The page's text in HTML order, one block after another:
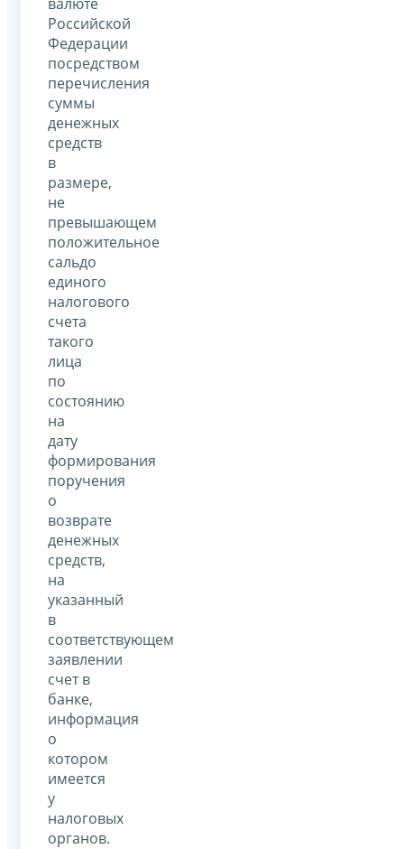
Российской
Федерации
посредством
перечисления
суммы
денежных
средств
в
размере,
не
превышающем
положительное
сальдо
единого
налогового
счета
такого
лица
по
состоянию
на
дату
формирования
поручения
о
возврате
денежных
средств,
на
указанный
в
соответствующем
заявлении
счет в
банке,
информация
о
котором
имеется
у
налоговых
органов.